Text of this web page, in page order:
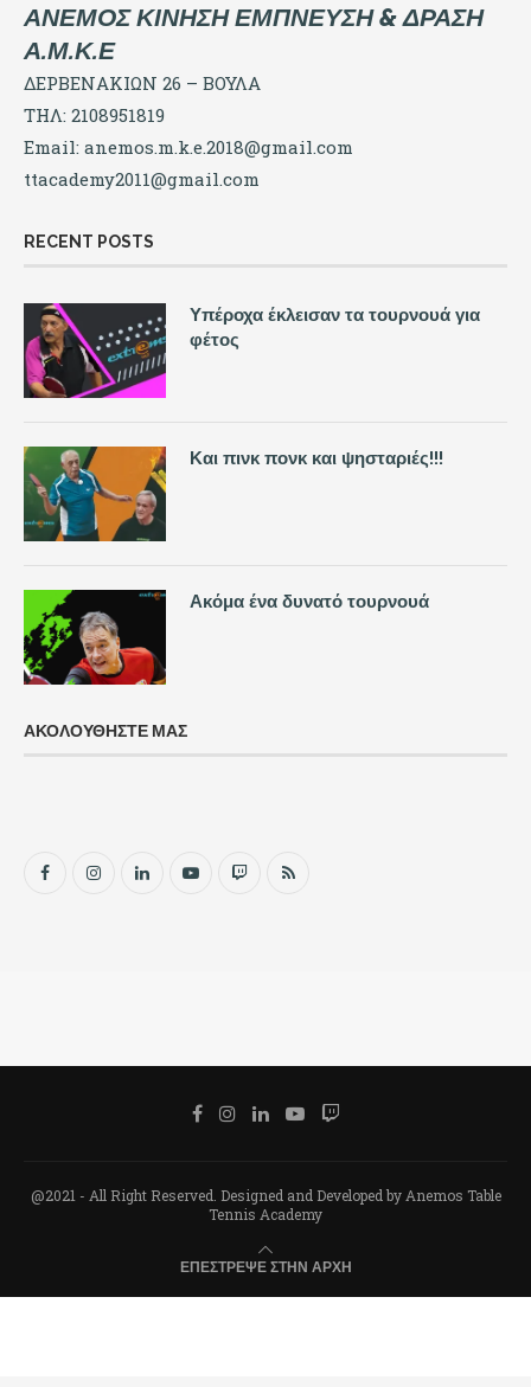
ΑΝΕΜΟΣ ΚΙΝΗΣΗ ΕΜΠΝΕΥΣΗ & ΔΡΑΣΗ
Α.Μ.Κ.Ε
ΔΕΡΒΕΝΑΚΙΩΝ 26 – ΒΟΥΛΑ
ΤΗΛ: 2108951819
Email: anemos.m.k.e.2018@gmail.com
ttacademy2011@gmail.com
RECENT POSTS
Υπέροχα έκλεισαν τα τουρνουά για
φέτος
Και πινκ πονκ και ψησταριές!!!
Ακόμα ένα δυνατό τουρνουά
ΑΚΟΛΟΥΘΗΣΤΕ ΜΑΣ
@2021 - All Right Reserved. Designed and Developed by Anemos Table
Tennis Academy
ΕΠΈΣΤΡΕΨΕ ΣΤΗΝ ΑΡΧΉ